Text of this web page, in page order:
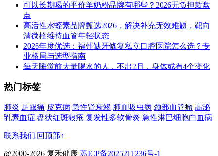
可以长期喝的平价羊奶粉品牌有哪些？2026无负担款盘
点
高活性水蛭素品牌甄选2026，解决补充无效难题，靶向
清微栓维持血管年轻状态
2026年度优选：福州缺牙修复私立口腔医院怎么选？专
业格局与选型指南
每天睡觉前大量喝水的人，不出2月，身体或有4个变化
热门标签
肺炎 足跟痛 皮克病 急性肾衰竭 肺血吸虫病 颈部血管瘤 高泌
乳素血症 盘状红斑狼疮 复发性多软骨炎 急性淋巴细胞白血病
联系我们 回顶部↑
@2000-2026 复禾健康 苏ICP备2025211236号-1